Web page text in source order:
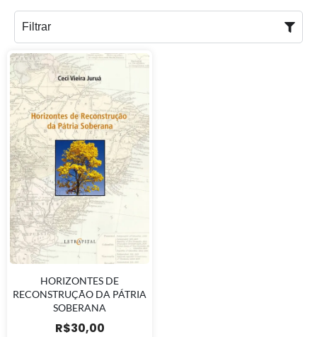
Filtrar
HORIZONTES DE
RECONSTRUÇÃO DA PÁTRIA
SOBERANA
R$30,00